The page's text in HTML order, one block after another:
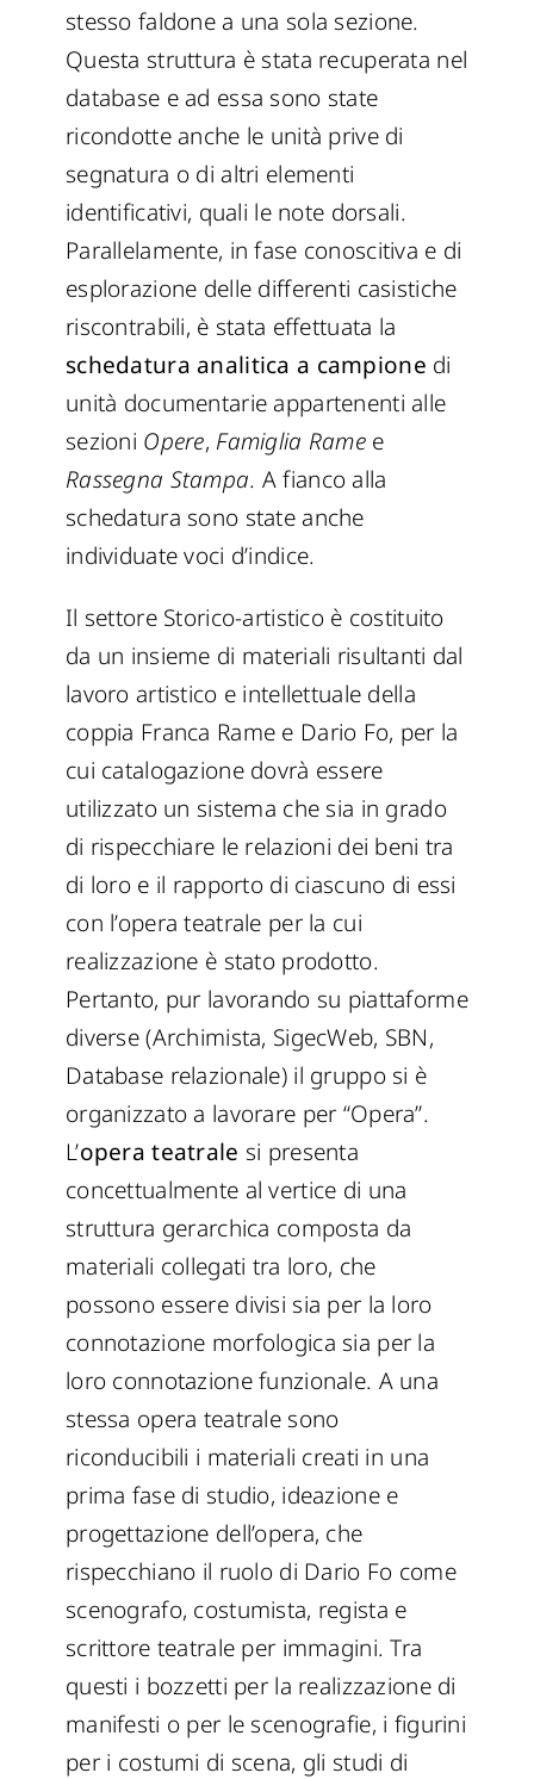
stesso faldone a una sola sezione.
Questa struttura è stata recuperata nel
database e ad essa sono state
ricondotte anche le unità prive di
segnatura o di altri elementi
identificativi, quali le note dorsali.
Parallelamente, in fase conoscitiva e di
esplorazione delle differenti casistiche
riscontrabili, è stata effettuata la
schedatura analitica a campione di
unità documentarie appartenenti alle
sezioni Opere, Famiglia Rame e
Rassegna Stampa. A fianco alla
schedatura sono state anche
individuate voci d’indice.
Il settore Storico-artistico è costituito
da un insieme di materiali risultanti dal
lavoro artistico e intellettuale della
coppia Franca Rame e Dario Fo, per la
cui catalogazione dovrà essere
utilizzato un sistema che sia in grado
di rispecchiare le relazioni dei beni tra
di loro e il rapporto di ciascuno di essi
con l’opera teatrale per la cui
realizzazione è stato prodotto.
Pertanto, pur lavorando su piattaforme
diverse (Archimista, SigecWeb, SBN,
Database relazionale) il gruppo si è
organizzato a lavorare per “Opera”.
L’opera teatrale si presenta
concettualmente al vertice di una
struttura gerarchica composta da
materiali collegati tra loro, che
possono essere divisi sia per la loro
connotazione morfologica sia per la
loro connotazione funzionale. A una
stessa opera teatrale sono
riconducibili i materiali creati in una
prima fase di studio, ideazione e
progettazione dell’opera, che
rispecchiano il ruolo di Dario Fo come
scenografo, costumista, regista e
scrittore teatrale per immagini. Tra
questi i bozzetti per la realizzazione di
manifesti o per le scenografie, i figurini
per i costumi di scena, gli studi di